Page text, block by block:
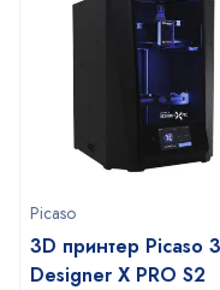
Picaso
3D принтер Picaso
Designer X PRO S2